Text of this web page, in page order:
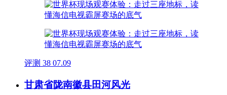
评测 38 07.09
甘肃省陇南徽县田河风光